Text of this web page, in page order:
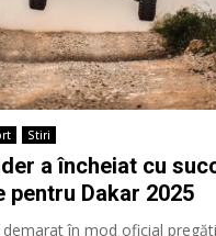
Stiri
a încheiat cu
pentru Dakar 2025
demarat în mod oficial